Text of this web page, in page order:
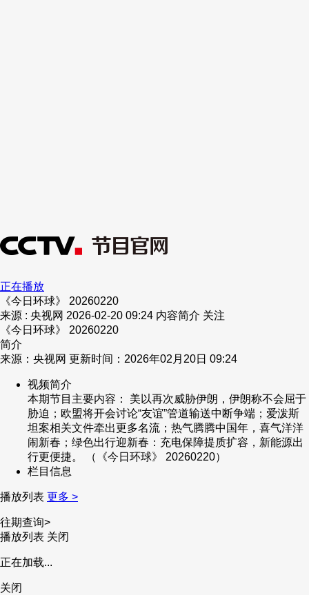
正在播放
《今日环球》 20260220
来源 : 央视网 2026-02-20 09:24 内容简介 关注
《今日环球》 20260220
简介
来源：央视网 更新时间：2026年02月20日 09:24
视频简介
本期节目主要内容： 美以再次威胁伊朗，伊朗称不会屈于
胁迫；欧盟将开会讨论“友谊”管道输送中断争端；爱泼斯
坦案相关文件牵出更多名流；热气腾腾中国年，喜气洋洋
闹新春；绿色出行迎新春：充电保障提质扩容，新能源出
行更便捷。 （《今日环球》 20260220）
栏目信息
播放列表 更多 >
往期查询>
播放列表 关闭
正在加载...
关闭